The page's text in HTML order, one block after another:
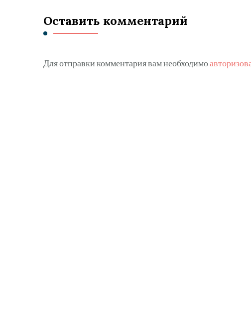
Оставить комментарий
Для отправки комментария вам необходимо